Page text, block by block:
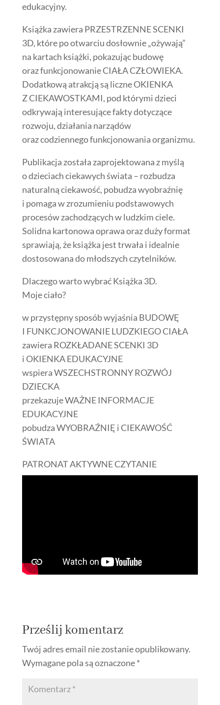
edukacyjny.
Książka zawiera PRZESTRZENNE SCENKI
3D, które po otwarciu dosłownie „ożywają”
na kartach książki, pokazując budowę
oraz funkcjonowanie CIAŁA CZŁOWIEKA.
Dodatkową atrakcją są liczne OKIENKA
Z CIEKAWOSTKAMI, pod którymi dzieci
odkrywają interesujące fakty dotyczące
rozwoju, działania narządów
oraz codziennego funkcjonowania organizmu.
Publikacja została zaprojektowana z myślą
o dzieciach ciekawych świata – rozbudza
naturalną ciekawość, pobudza wyobraźnię
i pomaga w zrozumieniu podstawowych
procesów zachodzących w ludzkim ciele.
Solidna kartonowa oprawa oraz duży format
sprawiają, że książka jest trwała i idealnie
dostosowana do młodszych czytelników.
Dlaczego warto wybrać Książka 3D.
Moje ciało?
w przystępny sposób wyjaśnia BUDOWĘ
I FUNKCJONOWANIE LUDZKIEGO CIAŁA
zawiera ROZKŁADANE SCENKI 3D
i OKIENKA EDUKACYJNE
wspiera WSZECHSTRONNY ROZWÓJ
DZIECKA
przekazuje WAŻNE INFORMACJE
EDUKACYJNE
pobudza WYOBRAŹNIĘ i CIEKAWOŚĆ
ŚWIATA
PATRONAT AKTYWNE CZYTANIE
Prześlij komentarz
Twój adres email nie zostanie opublikowany.
Wymagane pola są oznaczone*